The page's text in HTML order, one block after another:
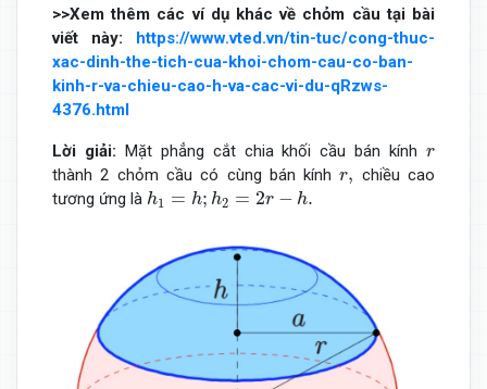
>>Xem thêm các ví dụ khác về chỏm cầu tại bài
viết này: https://www.vted.vn/tin-tuc/cong-thuc-
xac-dinh-the-tich-cua-khoi-chom-cau-co-ban-
kinh-r-va-chieu-cao-h-va-cac-vi-du-qRzws-
4376.html
Lời giải: Mặt phẳng cắt chia khối cầu bán kínhr
r
thành 2 chỏm cầu có cùng bán kínhr,
r,
chiều cao
tương ứng là h1 = h; h2 = 2r − h.
h =h h2= r− h.